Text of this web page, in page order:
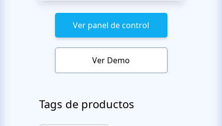
Ver panel de control
Ver Demo
Tags de productos